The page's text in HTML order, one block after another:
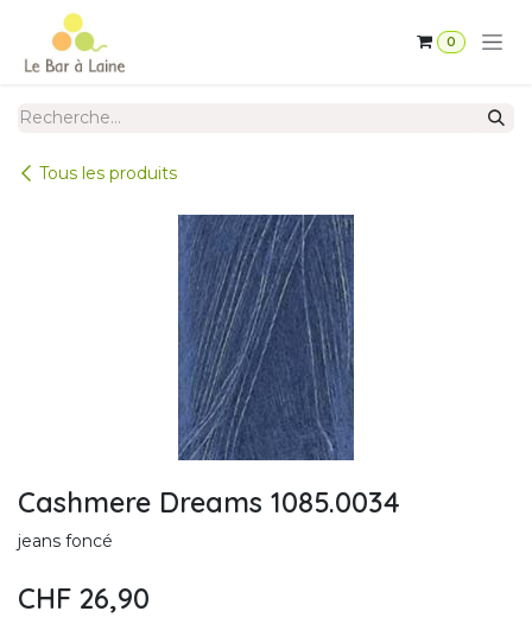
Se rendre au contenu
0
Tous les produits
Cashmere Dreams 1085.0034
jeans foncé
CHF 26,90